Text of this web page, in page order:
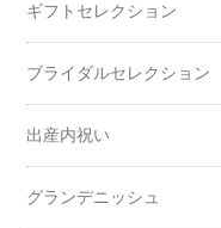
ギフトセレクション
ブライダルセレクション
出産内祝い
グランデニッシュ